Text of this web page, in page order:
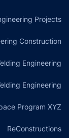
Projects
Construction
Engineering
Engineering
Program XYZ
ReConstructions